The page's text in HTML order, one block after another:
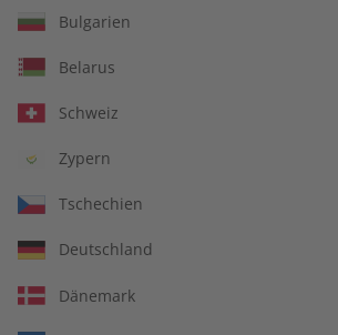
Verfügbar - Nur solange der Vorrat reicht
Anzahl
Bulgarien
Belarus
Schweiz
Zypern
Tschechien
Deutschland
Dänemark